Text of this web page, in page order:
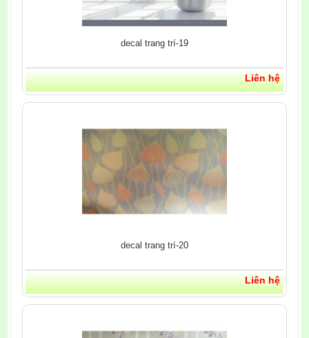
decal trang trí-19
Liên hệ
decal trang trí-20
Liên hệ